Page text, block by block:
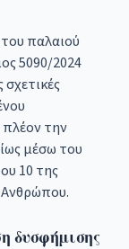
παλαιού
5090/2024
την
μέσω του
10 της
δυσφήμισης